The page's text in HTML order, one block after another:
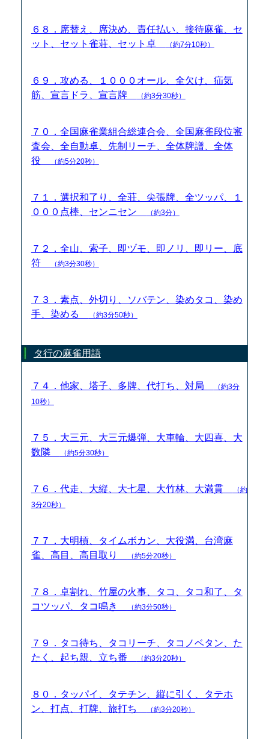
６８．席替え、席決め、責任払い、接待麻雀、セ
ット、セット雀荘、セット卓
（約7分10秒）
６９．攻める、１０００オール、全欠け、疝気
筋、宣言ドラ、宣言牌
（約3分30秒）
７０．全国麻雀業組合総連合会、全国麻雀段位審
査会、全自動卓、先制リーチ、全体牌譜、全体
役
（約5分20秒）
７１．選択和了り、全荘、尖張牌、全ツッパ、１
０００点棒、センニセン
（約3分）
７２．全山、索子、即ヅモ、即ノリ、即リー、底
符
（約3分30秒）
７３．素点、外切り、ソバテン、染めタコ、染め
手、染める
（約3分50秒）
タ行の麻雀用語
７４．他家、塔子、多牌、代打ち、対局
（約3分
10秒）
７５．大三元、大三元爆弾、大車輪、大四喜、大
数隣
（約5分30秒）
７６．代走、大縦、大七星、大竹林、大満貫
（約
3分20秒）
７７．大明槓、タイムボカン、大役満、台湾麻
雀、高目、高目取り
（約5分20秒）
７８．卓割れ、竹屋の火事、タコ、タコ和了、タ
コツッパ、タコ鳴き
（約3分50秒）
７９．タコ待ち、タコリーチ、タコノベタン、た
たく、起ち親、立ち番
（約3分20秒）
８０．タッパイ、タテチン、縦に引く、タテホ
ン、打点、打牌、旅打ち
（約3分20秒）